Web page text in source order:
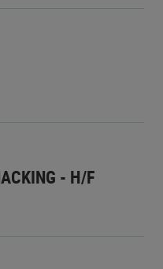
- H/F